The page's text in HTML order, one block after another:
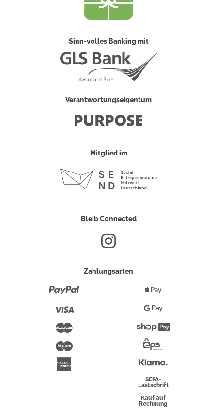
Sinn-volles Banking mit
Verantwortungseigentum
Mitglied im
Bleib Connected
Zahlungsarten
Maestro
Pay
Google
Pay
Überweisung
SEPA-
Lastschrift
Kauf auf
Rechnung